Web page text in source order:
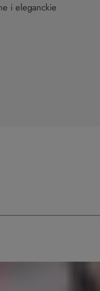
i eleganckie